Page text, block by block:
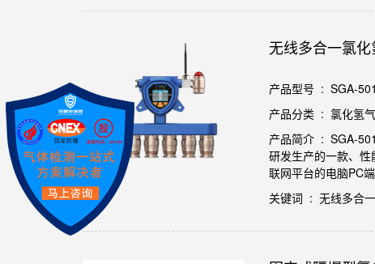
无线多合一氯
产品型号 : SGA-
产品分类 : 氯化氢
产品简介 : SGA-
研发生产的一款、
联网平台的电脑PC
关键词 : 无线多合